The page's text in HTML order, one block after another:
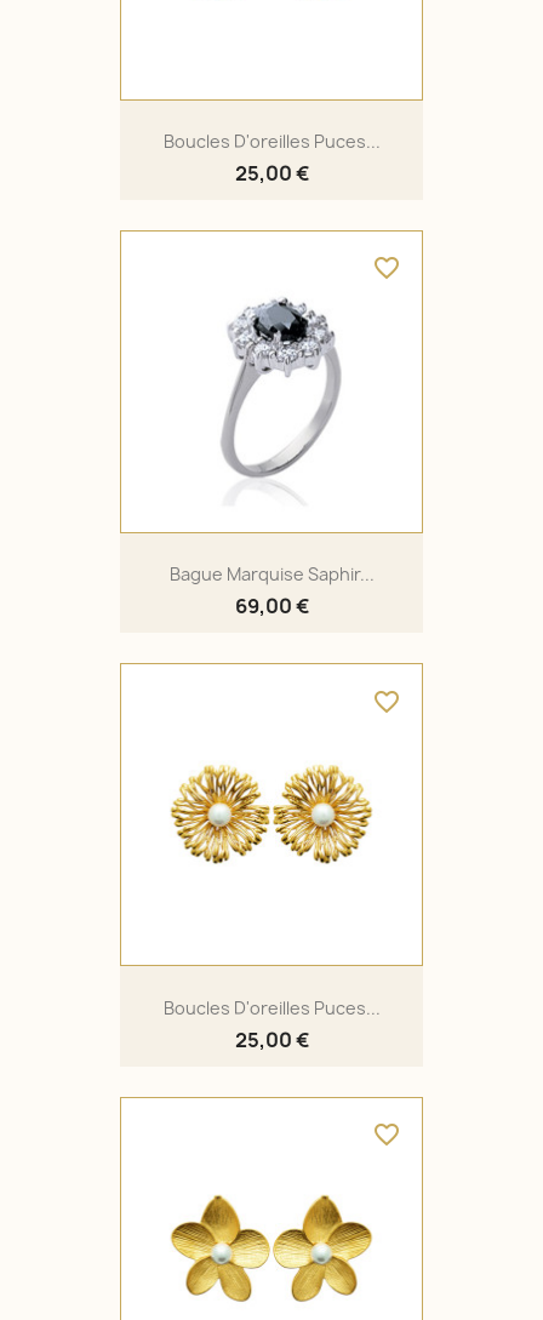
Boucles D'oreilles Puces...
25,00 €
Bague Marquise Saphir...
69,00 €
favorite_border
Boucles D'oreilles Puces...
25,00 €
favorite_border
favorite_border